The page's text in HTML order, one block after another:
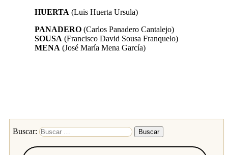
HUERTA (Luis Huerta Ursula)
PANADERO (Carlos Panadero Cantalejo)
SOUSA (Francisco David Sousa Franquelo)
MENA (José María Mena García)
Buscar: